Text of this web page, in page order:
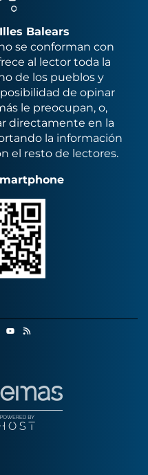
Balears
se conforman con
al lector toda la
de los pueblos y
de opinar
le preocupan, o,
directamente en la
la información
el resto de lectores.